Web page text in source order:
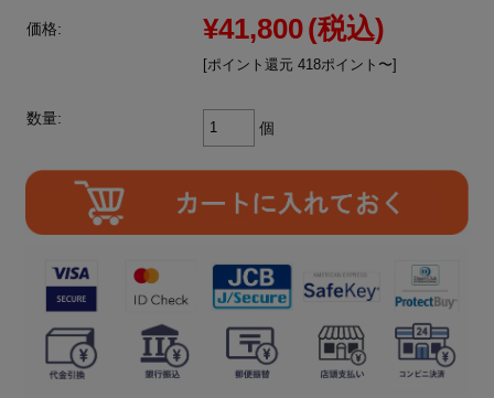
価格: ¥41,800(税込)
[ポイント還元 418ポイント〜]
数量:
個